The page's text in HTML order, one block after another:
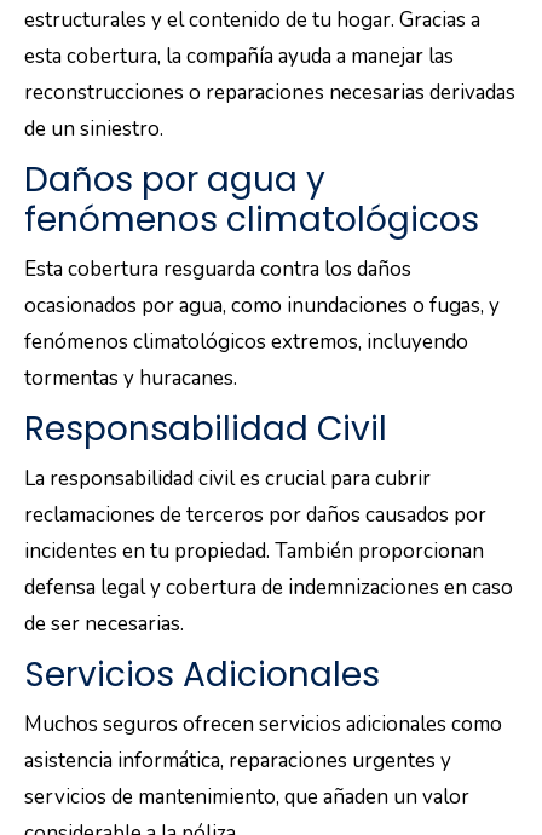
estructurales y el contenido de tu hogar. Gracias a
esta cobertura, la compañía ayuda a manejar las
reconstrucciones o reparaciones necesarias derivadas
de un siniestro.
Daños por agua y
fenómenos climatológicos
Esta cobertura resguarda contra los daños
ocasionados por agua, como inundaciones o fugas, y
fenómenos climatológicos extremos, incluyendo
tormentas y huracanes.
Responsabilidad Civil
La responsabilidad civil es crucial para cubrir
reclamaciones de terceros por daños causados por
incidentes en tu propiedad. También proporcionan
defensa legal y cobertura de indemnizaciones en caso
de ser necesarias.
Servicios Adicionales
Muchos seguros ofrecen servicios adicionales como
asistencia informática, reparaciones urgentes y
servicios de mantenimiento, que añaden un valor